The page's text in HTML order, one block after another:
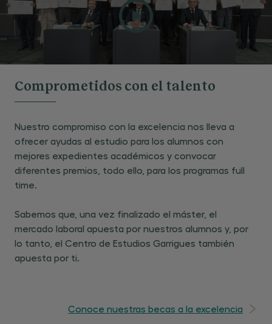
Comprometidos con el talento
Nuestro compromiso con la excelencia nos lleva a
ofrecer ayudas al estudio para los alumnos con
mejores expedientes académicos y convocar
diferentes premios, todo ello, para los programas full
time.
Sabemos que, una vez finalizado el máster, el
mercado laboral apuesta por nuestros alumnos y, por
lo tanto, el Centro de Estudios Garrigues también
apuesta por ti.
Conoce nuestras becas a la excelencia